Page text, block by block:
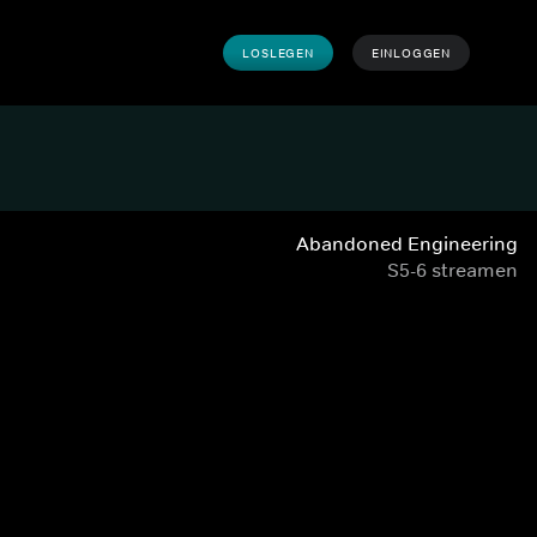
LOSLEGEN EINLOGGEN
Abandoned Engineering
S5-6 streamen